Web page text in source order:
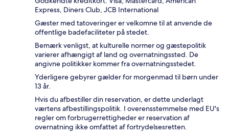
Express, Diners Club, JCB International
Gæster med tatoveringer er velkomne til at anvende de
offentlige badefaciliteter på stedet.
Bemærk venligst, at kulturelle normer og gæstepolitik
varierer afhængigt af land og overnatningssted. De
angivne politikker kommer fra overnatningsstedet.
Yderligere gebyrer gælder for morgenmad til børn under
13 år.
Hvis du afbestiller din reservation, er dette underlagt
værtens afbestillingspolitik. I overensstemmelse med EU's
regler om forbrugerrettigheder er reservation af
overnatning ikke omfattet af fortrydelsesretten.